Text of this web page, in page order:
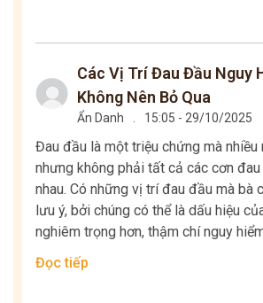
Các Vị Trí Đau Đầu Nguy
Không Nên Bỏ Qua
Ẩn Danh 15:05 - 29/10/2025
Đau đầu là một triệu chứng mà
nhưng không phải tất cả các cơn
nhau. Có những vị trí đau đầu mà bà
lưu ý, bởi chúng có thể là dấu hiệu
nghiêm trọng hơn, thậm chí nguy
Đọc tiếp